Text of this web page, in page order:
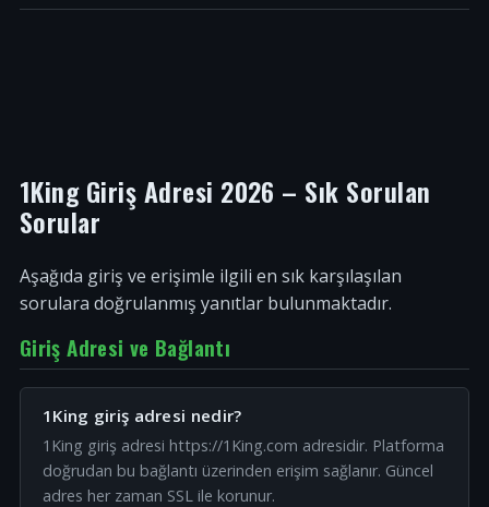
1King Giriş Adresi 2026 – Sık Sorulan
Sorular
Aşağıda giriş ve erişimle ilgili en sık karşılaşılan
sorulara doğrulanmış yanıtlar bulunmaktadır.
Giriş Adresi ve Bağlantı
1King giriş adresi nedir?
1King giriş adresi https://1King.com adresidir. Platforma
doğrudan bu bağlantı üzerinden erişim sağlanır. Güncel
adres her zaman SSL ile korunur.